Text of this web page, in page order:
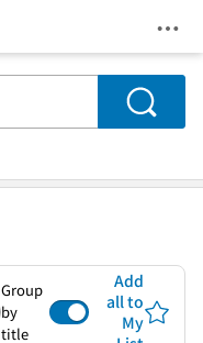
Search
Group
by
title
Add
all to
My